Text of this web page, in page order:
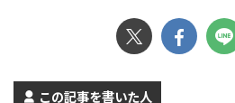
ラマとは？ ABEMAでは、オリジ
ナルのドラマや恋愛リアリティー
ショー、アニメ、スポーツなど、
ドラマをはじめとするアジアドラ
この記事を書いた人